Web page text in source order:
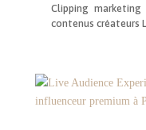
Clipping
contenus créateurs